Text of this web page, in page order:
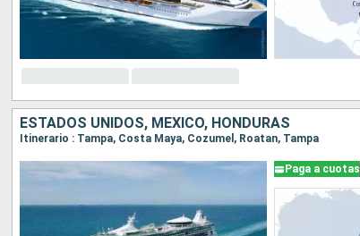
ESTADOS UNIDOS, MÉXICO, HONDURAS
Itinerario : Tampa, Costa Maya, Cozumel, Roatan, Tampa
Paga a cuotas